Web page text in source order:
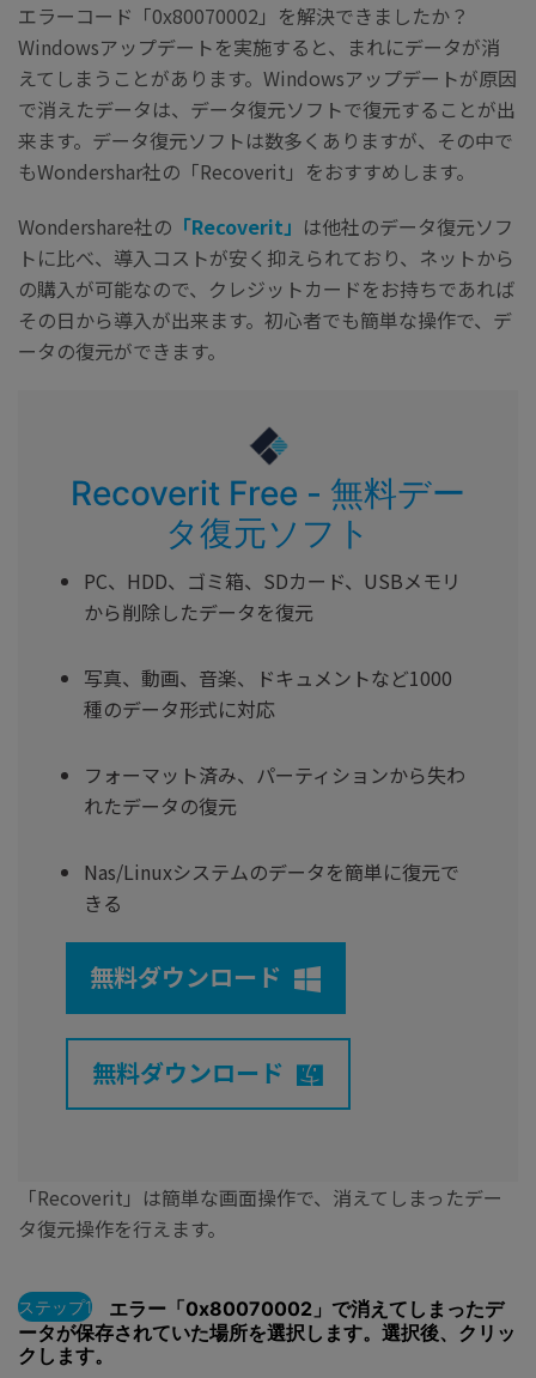
エラーコード「0x80070002」を解決できましたか？
Windowsアップデートを実施すると、まれにデータが消
えてしまうことがあります。Windowsアップデートが原因
で消えたデータは、データ復元ソフトで復元することが出
来ます。データ復元ソフトは数多くありますが、その中で
もWondershar社の「Recoverit」をおすすめします。
Wondershare社の 「Recoverit」 は他社のデータ復元ソフ
トに比べ、導入コストが安く抑えられており、ネットから
の購入が可能なので、クレジットカードをお持ちであれば
その日から導入が出来ます。初心者でも簡単な操作で、デ
ータの復元ができます。
Recoverit Free - 無料デー
タ復元ソフト
PC、HDD、ゴミ箱、SDカード、USBメモリ
から削除したデータを復元
写真、動画、音楽、ドキュメントなど1000
種のデータ形式に対応
フォーマット済み、パーティションから失わ
れたデータの復元
Nas/Linuxシステムのデータを簡単に復元で
きる
無料ダウンロード
無料ダウンロード
「Recoverit」は簡単な画面操作で、消えてしまったデー
タ復元操作を行えます。
ステップ1
エラー「0x80070002」で消えてしまったデ
ータが保存されていた場所を選択します。選択後、クリッ
クします。